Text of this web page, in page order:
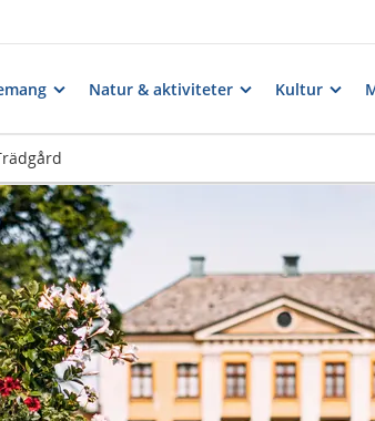
Natur & aktiviteter Kultur